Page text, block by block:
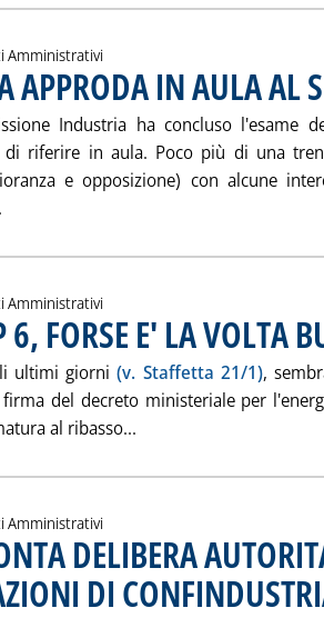
Amministrativi
APPRODA IN AULA AL
alle 15.31.Industria ha concluso l'esame
riferire in aula. Poco più di una
e opposizione) con alcune
Amministrativi
6, FORSE E' LA VOLTA
ultimi giorni(v. Staffetta 21/1),
del decreto ministeriale per
al ribasso...
Amministrativi
DELIBERA
DI